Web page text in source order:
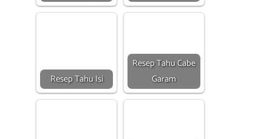
Resep Tahu Isi
Resep Tahu Cabe
Garam